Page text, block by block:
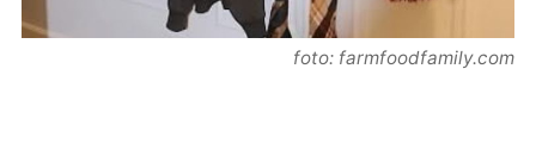
foto: farmfoodfamily.com